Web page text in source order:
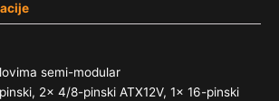
semi-modular
2x 4/​8-pinski ATX12V, 1x 16-pinski